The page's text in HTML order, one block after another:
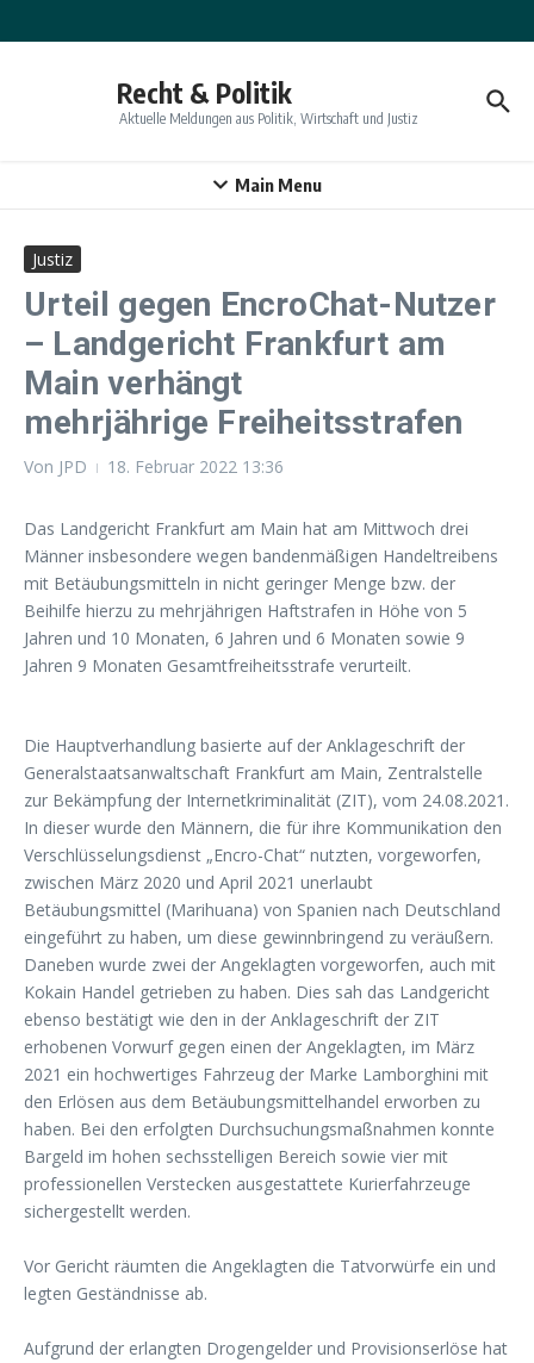
Recht & Politik
Aktuelle Meldungen aus Politik, Wirtschaft und Justiz
Main Menu
Justiz
Urteil gegen EncroChat-Nutzer
– Landgericht Frankfurt am
Main verhängt
mehrjährige Freiheitsstrafen
Von JPD 18. Februar 2022 13:36
Das Landgericht Frankfurt am Main hat am Mittwoch drei
Männer insbesondere wegen bandenmäßigen Handeltreibens
mit Betäubungsmitteln in nicht geringer Menge bzw. der
Beihilfe hierzu zu mehrjährigen Haftstrafen in Höhe von 5
Jahren und 10 Monaten, 6 Jahren und 6 Monaten sowie 9
Jahren 9 Monaten Gesamtfreiheitsstrafe verurteilt.
Die Hauptverhandlung basierte auf der Anklageschrift der
Generalstaatsanwaltschaft Frankfurt am Main, Zentralstelle
zur Bekämpfung der Internetkriminalität (ZIT), vom 24.08.2021.
In dieser wurde den Männern, die für ihre Kommunikation den
Verschlüsselungsdienst „Encro-Chat“ nutzten, vorgeworfen,
zwischen März 2020 und April 2021 unerlaubt
Betäubungsmittel (Marihuana) von Spanien nach Deutschland
eingeführt zu haben, um diese gewinnbringend zu veräußern.
Daneben wurde zwei der Angeklagten vorgeworfen, auch mit
Kokain Handel getrieben zu haben. Dies sah das Landgericht
ebenso bestätigt wie den in der Anklageschrift der ZIT
erhobenen Vorwurf gegen einen der Angeklagten, im März
2021 ein hochwertiges Fahrzeug der Marke Lamborghini mit
den Erlösen aus dem Betäubungsmittelhandel erworben zu
haben. Bei den erfolgten Durchsuchungsmaßnahmen konnte
Bargeld im hohen sechsstelligen Bereich sowie vier mit
professionellen Verstecken ausgestattete Kurierfahrzeuge
sichergestellt werden.
Vor Gericht räumten die Angeklagten die Tatvorwürfe ein und
legten Geständnisse ab.
Aufgrund der erlangten Drogengelder und Provisionserlöse hat